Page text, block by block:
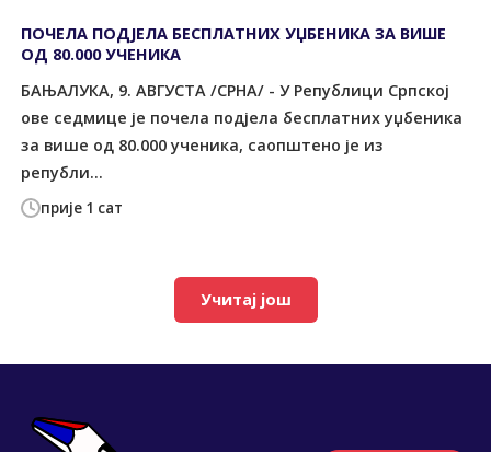
прије 1 сат
ПОЧЕЛА ПОДЈЕЛА БЕСПЛАТНИХ УЏБЕНИКА ЗА ВИШЕ
ОД 80.000 УЧЕНИКА
БАЊАЛУКА, 9. АВГУСТА /СРНА/ - У Републици Српској
ове седмице је почела подјела бесплатних уџбеника
за више од 80.000 ученика, саопштено је из
републи...
Учитај још